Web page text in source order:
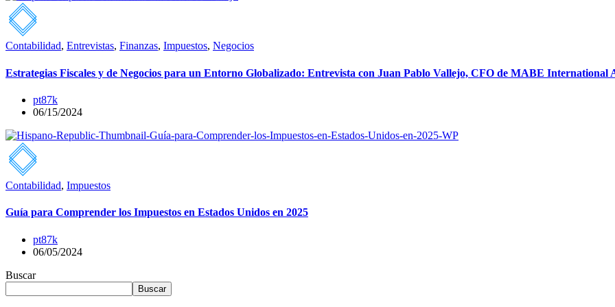
Contabilidad, Entrevistas, Finanzas, Impuestos, Negocios
Estrategias Fiscales y de Negocios para un Entorno Globalizado: Entrevista con Juan Pablo Vallejo, CFO de MABE International
pt87k
06/15/2024
Contabilidad, Impuestos
Guía para Comprender los Impuestos en Estados Unidos en 2025
pt87k
06/05/2024
Buscar
Buscar